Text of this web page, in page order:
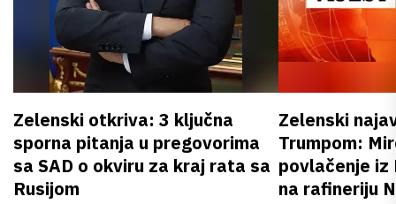
Zelenski otkriva: 3 ključna
sporna pitanja u pregovorima
sa SAD o okviru za kraj rata sa
Rusijom
Zelenski
Trumpom:
povlačenje iz
na rafineriju